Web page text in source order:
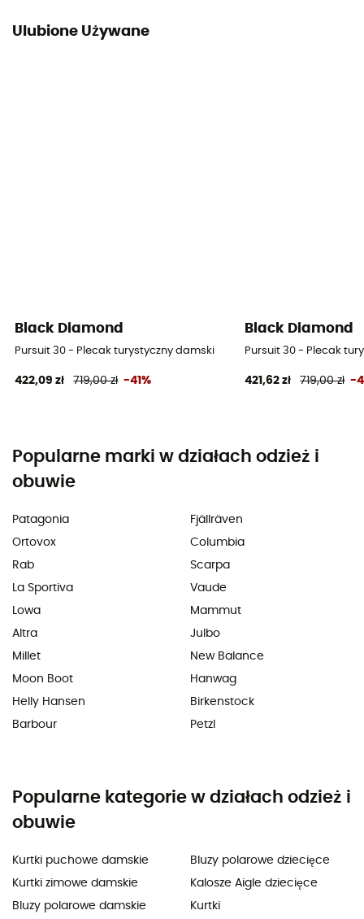
Ulubione Używane
Black Diamond
Pursuit 30 - Plecak turystyczny damski
422,09 zł 719,00 zł -41%
Black Diamond
Pursuit 30 - Plecak
421,62 zł 719,00 zł -
Popularne marki w działach odzież i
obuwie
Patagonia
Ortovox
Rab
La Sportiva
Lowa
Altra
Millet
Moon Boot
Helly Hansen
Barbour
Fjällräven
Columbia
Scarpa
Vaude
Mammut
Julbo
New Balance
Hanwag
Birkenstock
Petzl
Popularne kategorie w działach odzież i
obuwie
Kurtki puchowe damskie
Kurtki zimowe damskie
Bluzy polarowe damskie
Bluzy polarowe dziecięce
Kalosze Aigle dziecięce
Kurtki